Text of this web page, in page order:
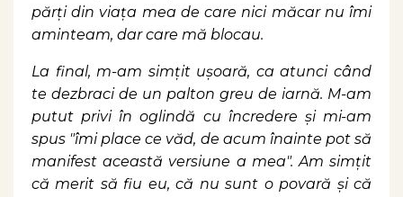
părți din viața mea de care nici măcar nu îmi
aminteam, dar care mă blocau.
La final, m-am simțit ușoară, ca atunci când
te dezbraci de un palton greu de iarnă. M-am
putut privi în oglindă cu încredere și mi-am
spus "îmi place ce văd, de acum înainte pot să
manifest această versiune a mea". Am simțit
că merit să fiu eu, că nu sunt o povară și că